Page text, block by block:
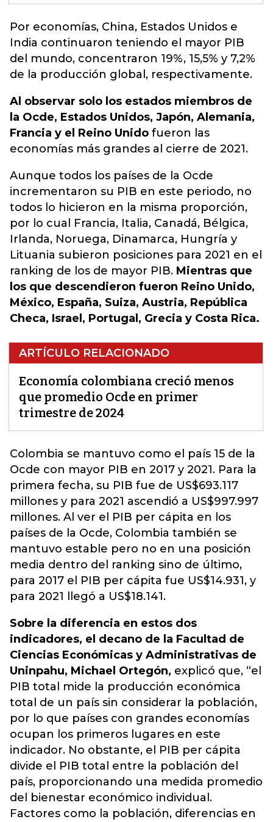
Por economías, China, Estados Unidos e
India continuaron teniendo el mayor PIB
del mundo, concentraron 19%, 15,5% y 7,2%
de la producción global, respectivamente.
Al observar solo los estados miembros de
la Ocde, Estados Unidos, Japón, Alemania,
Francia y el Reino Unido fueron las
economías más grandes al cierre de 2021.
Aunque todos los países de la Ocde
incrementaron su PIB en este periodo, no
todos lo hicieron en la misma proporción,
por lo cual Francia, Italia, Canadá, Bélgica,
Irlanda, Noruega, Dinamarca, Hungría y
Lituania subieron posiciones para 2021 en el
ranking de los de mayor PIB. Mientras que
los que descendieron fueron Reino Unido,
México, España, Suiza, Austria, República
Checa, Israel, Portugal, Grecia y Costa Rica.
ARTÍCULO RELACIONADO
Economía colombiana creció menos
que promedio Ocde en primer
trimestre de 2024
Colombia se mantuvo como el país 15 de la
Ocde con mayor PIB en 2017 y 2021. Para la
primera fecha, su PIB fue de US$693.117
millones y para 2021 ascendió a US$997.997
millones. Al ver el PIB per cápita en los
países de la Ocde, Colombia también se
mantuvo estable pero no en una posición
media dentro del ranking sino de último,
para 2017 el PIB per cápita fue US$14.931, y
para 2021 llegó a US$18.141.
Sobre la diferencia en estos dos
indicadores, el decano de la Facultad de
Ciencias Económicas y Administrativas de
Uninpahu, Michael Ortegón, explicó que, “el
PIB total mide la producción económica
total de un país sin considerar la población,
por lo que países con grandes economías
ocupan los primeros lugares en este
indicador. No obstante, el PIB per cápita
divide el PIB total entre la población del
país, proporcionando una medida promedio
del bienestar económico individual.
Factores como la población, diferencias en